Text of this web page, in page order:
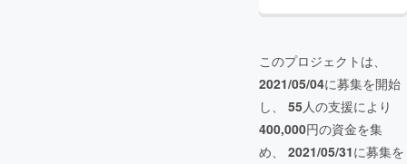
このプロジェクトは、
2021/05/04に募集を開始
し、 55人の支援により
400,000円の資金を集
め、 2021/05/31に募集を